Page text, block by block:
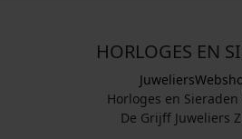
HORLOGES EN
Horloges en Sieraden
De Grijff Juweliers